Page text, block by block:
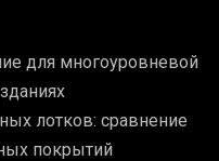
для многоуровневой
лотков: сравнение
покрытий